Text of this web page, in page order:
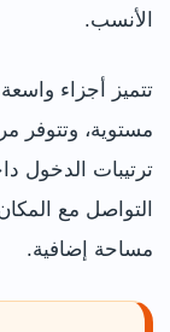
الأنسب.
تتميز أجزاء
مستوية، وتتوفر
ترتيبات الدخول
التواصل مع
مساحة إضافية.